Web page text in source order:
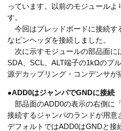
っています。以前のモジュールよ
す。
今回はブレッドボードに接続す
なピンヘッダを接続しました。
次に示すモジュールの部品面に
SDA、SCL、ALT端子の1kΩのプ
源デカップリング・コンデンサが
●ADD0はジャンパでGNDに接続
部品面のADD0の表示の右側に
接続するジャンパのランドが用意
デフォルトではADD0はGNDと接